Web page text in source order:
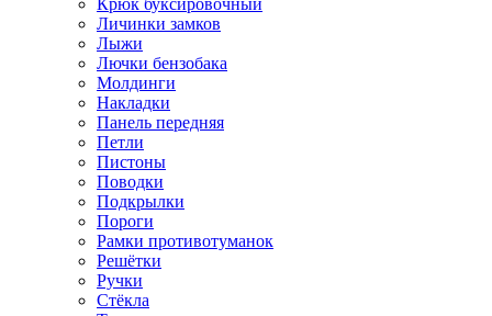
Крюк буксировочный
Личинки замков
Лыжи
Лючки бензобака
Молдинги
Накладки
Панель передняя
Петли
Пистоны
Поводки
Подкрылки
Пороги
Рамки противотуманок
Решётки
Ручки
Стёкла